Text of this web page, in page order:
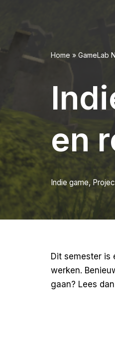
Home » GameLab
en
Indie game,
Dit semester is
werken.
gaan? Lees